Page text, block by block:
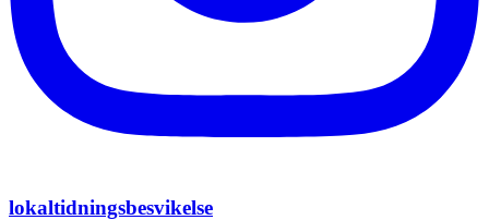
lokaltidningsbesvikelse